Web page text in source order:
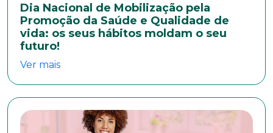
Dia Nacional de Mobilização pela
Promoção da Saúde e Qualidade de
vida: os seus hábitos moldam o seu
futuro!
Ver mais